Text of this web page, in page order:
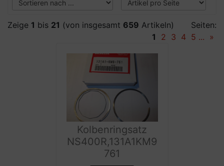
Zeige 1 bis 21 (von insgesamt 659 Artikeln)
Seiten:
1
2 3 4 5 ... »
Kolbenringsatz
NS400R,131A1KM9
761